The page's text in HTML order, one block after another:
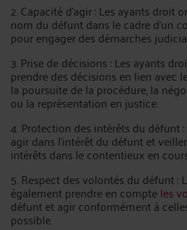
2. Capacité d'agir : Les ayants droit
nom du défunt dans le cadre d'un
pour engager des démarches
3. Prise de décisions : Les ayants
prendre des décisions en lien avec
la poursuite de la procédure, la
ou la représentation en justice.
4. Protection des intérêts du défunt
agir dans l'intérêt du défunt et
intérêts dans le contentieux en
5. Respect des volontés du défunt :
également prendre en compteles
défunt et agir conformément à
possible.